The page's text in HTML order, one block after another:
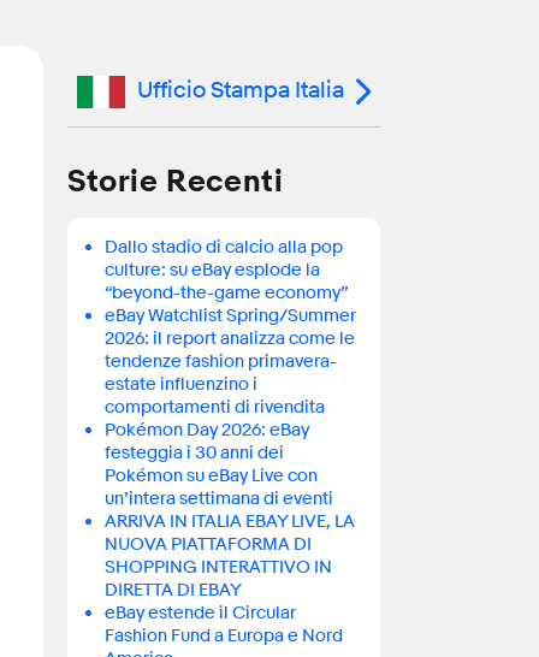
Ufficio Stampa Italia
Storie Recenti
Dallo stadio di calcio alla pop
culture: su eBay esplode la
“beyond-the-game economy”
eBay Watchlist Spring/Summer
2026: il report analizza come le
tendenze fashion primavera-
estate influenzino i
comportamenti di rivendita
Pokémon Day 2026: eBay
festeggia i 30 anni dei
Pokémon su eBay Live con
un’intera settimana di eventi
ARRIVA IN ITALIA EBAY LIVE, LA
NUOVA PIATTAFORMA DI
SHOPPING INTERATTIVO IN
DIRETTA DI EBAY
eBay estende il Circular
Fashion Fund a Europa e Nord